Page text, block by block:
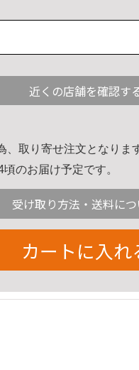
近くの店舗を確認す
、取り寄せ注文となりま
のお届け予定です。
受け取り方法・送料に
カートに入れ